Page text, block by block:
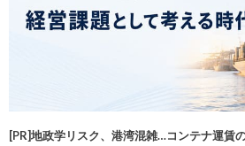
[PR]地政学リスク、港湾混雑…コンテナ運賃